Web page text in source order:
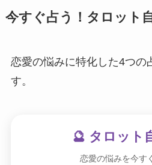
今すぐ占う！タロット
恋愛の悩みに特化した4つの
す。
🔮 タロット
恋愛の悩みを今す